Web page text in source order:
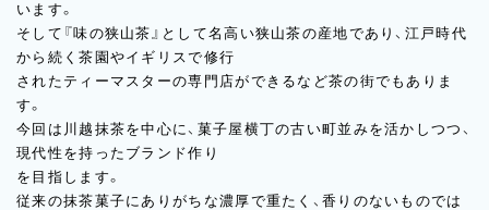
います。
そして『味の狭山茶』として名高い狭山茶の産地であり、江戸時代
から続く茶園やイギリスで修行
されたティーマスターの専門店ができるなど茶の街でもありま
す。
今回は川越抹茶を中心に、菓子屋横丁の古い町並みを活かしつつ、
現代性を持ったブランド作り
を目指します。
従来の抹茶菓子にありがちな濃厚で重たく、香りのないものでは